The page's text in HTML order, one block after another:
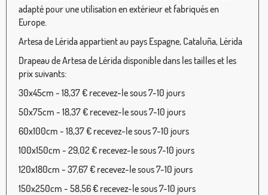
adapté pour une utilisation en extérieur et fabriqués en
Europe.
Artesa de Lérida appartient au pays Espagne, Cataluña, Lérida
Drapeau de Artesa de Lérida disponible dans les tailles et les
prix suivants:
30x45cm - 18,37 € recevez-le sous 7-10 jours
50x75cm - 18,37 € recevez-le sous 7-10 jours
60x100cm - 18,37 € recevez-le sous 7-10 jours
100x150cm - 29,02 € recevez-le sous 7-10 jours
120x180cm - 37,67 € recevez-le sous 7-10 jours
150x250cm - 58,56 € recevez-le sous 7-10 jours